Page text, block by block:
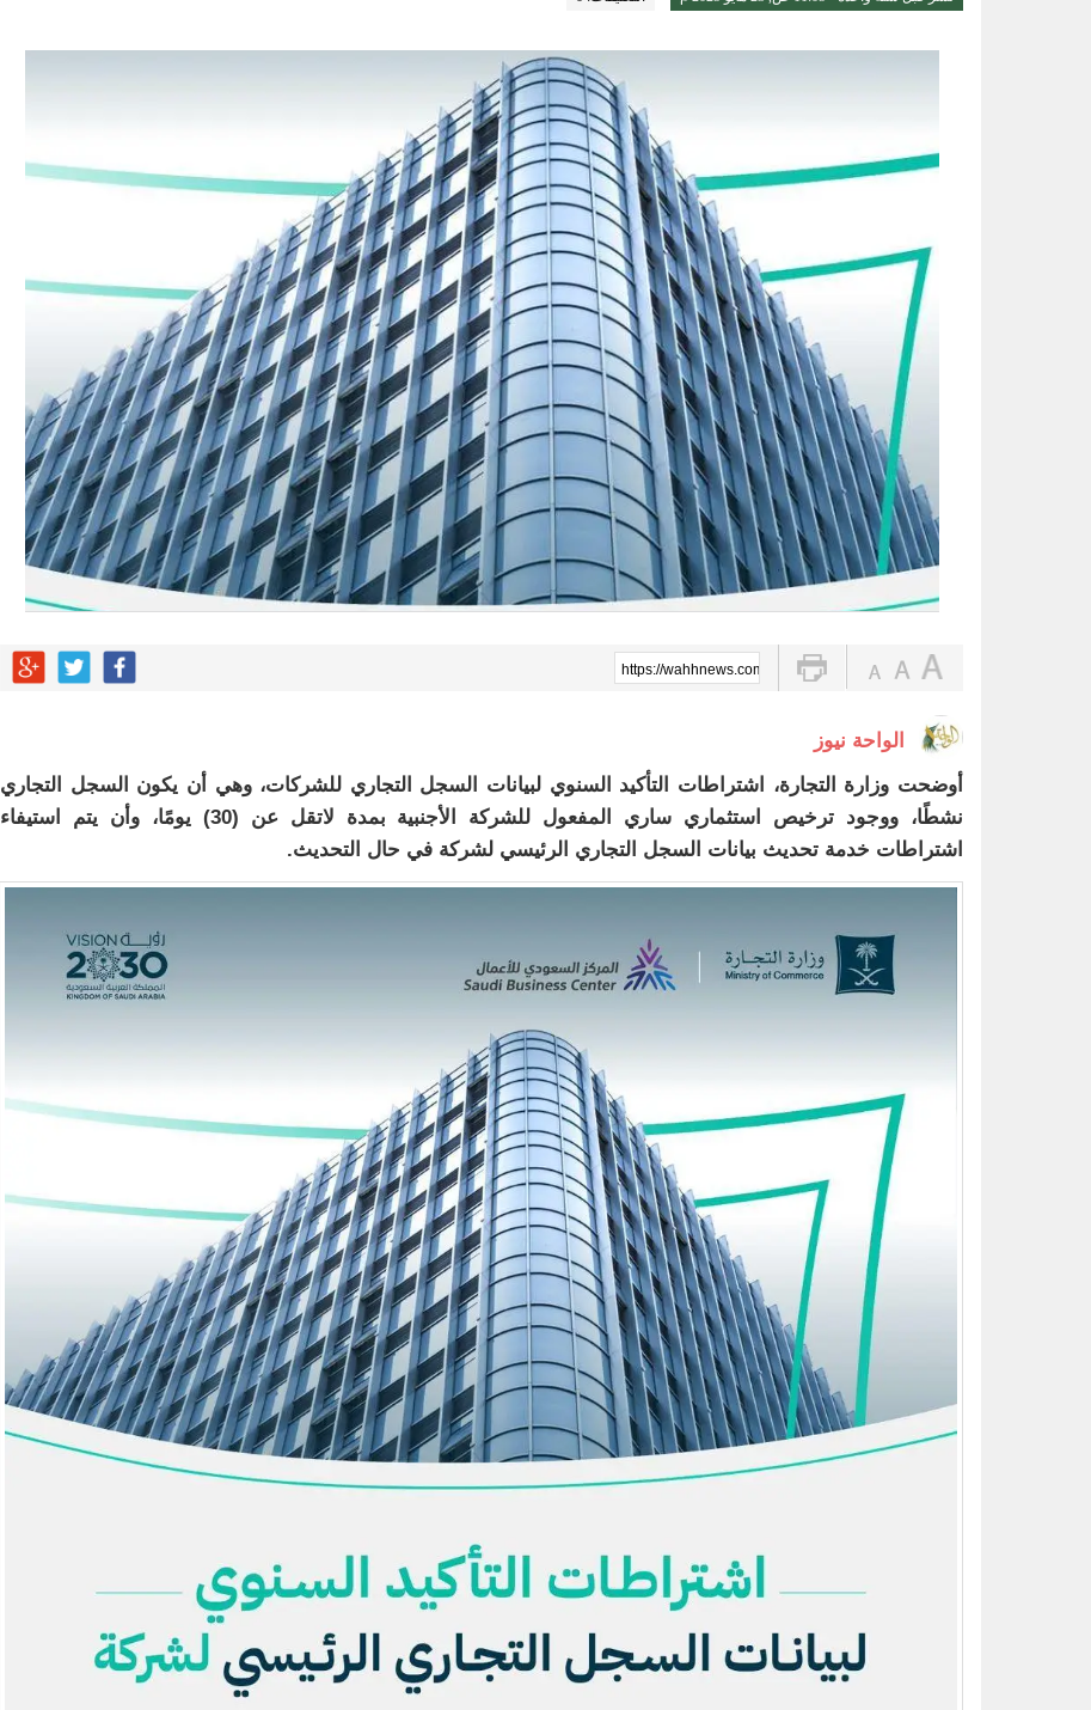
بالأسماء.. منح وسام الملك عبدالعزيز لـ200 متبرع بأعضائهم
أمير الشرقية يؤكد أهمية الاستفادة من التقنيات الحديثة لخدمة الأشخاص ذوي الإعاقة السمعية
أدباء الأحساء تحتفي بإصدار ديوان “أناشيد الزهور” ضمن مشروع سلسلة الكتاب الأول
أمير الشرقية يطّلع على مشروع صندوق “الوقف الإسعافي” للهلال الأحمر السعودي
رسميا.. الكرواتي مارينو بوسيتش مديرا فنيًا لـ الأهلي
https://wahhnews.com/?p=79630
الواحة نيوز
أوضحت وزارة التجارة، اشتراطات التأكيد السنوي لبيانات السجل التجاري للشركات، وهي أن يكون السجل التجاري
نشطًا، ووجود ترخيص استثماري ساري المفعول للشركة الأجنبية بمدة لاتقل عن (30) يومًا، وأن يتم استيفاء
اشتراطات خدمة تحديث بيانات السجل التجاري الرئيسي لشركة في حال التحديث.